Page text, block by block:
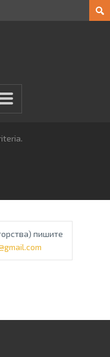
пишите